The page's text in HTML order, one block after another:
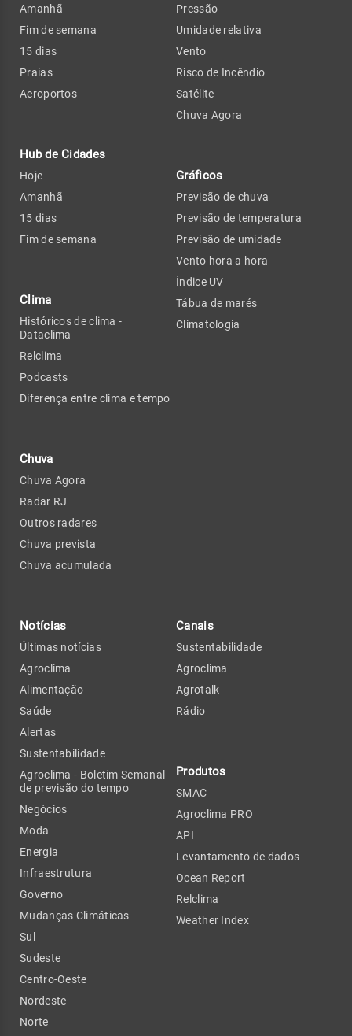
Amanhã
Fim de semana
15 dias
Praias
Aeroportos
Hub de Cidades
Hoje
Amanhã
15 dias
Fim de semana
Clima
Históricos de clima -
Dataclima
Relclima
Podcasts
Diferença entre clima e tempo
Chuva
Chuva Agora
Radar RJ
Outros radares
Chuva prevista
Chuva acumulada
Pressão
Umidade relativa
Vento
Risco de Incêndio
Satélite
Chuva Agora
Gráficos
Previsão de chuva
Previsão de temperatura
Previsão de umidade
Vento hora a hora
Índice UV
Tábua de marés
Climatologia
Notícias
Últimas notícias
Agroclima
Alimentação
Saúde
Alertas
Sustentabilidade
Agroclima - Boletim Semanal
de previsão do tempo
Negócios
Moda
Energia
Infraestrutura
Governo
Mudanças Climáticas
Sul
Sudeste
Centro-Oeste
Nordeste
Norte
Canais
Sustentabilidade
Agroclima
Agrotalk
Rádio
Produtos
SMAC
Agroclima PRO
API
Levantamento de dados
Ocean Report
Relclima
Weather Index